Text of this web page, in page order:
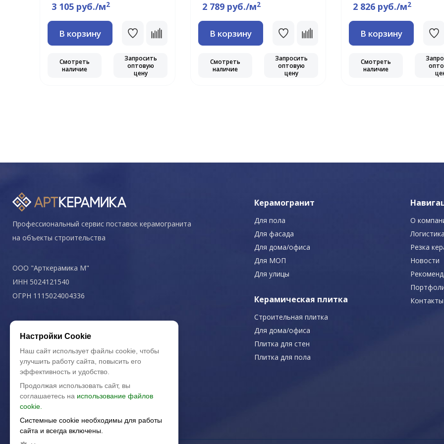
3 105 руб./м2
В корзину
Смотреть
наличие
Запросить
оптовую
цену
2 789 руб./м2
В корзину
Смотреть
наличие
Запросить
оптовую
цену
2 826 руб./м2
В корзину
Смотреть
наличие
Профессиональный сервис поставок керамогранита
на объекты строительства
ООО "Арткерамика М"
ИНН 5024121540
ОГРН 1115024004336
Политика конфиденциальности
Керамогранит
Для пола
Для фасада
Для дома/офиса
Для МОП
Для улицы
Керамическая плитка
Строительная плитка
Для дома/офиса
Плитка для стен
Плитка для пола
О
Логистика
Резка
Новости
Контакты
Настройки Cookie
Наш сайт использует файлы cookie, чтобы
улучшить работу сайта, повысить его
эффективность и удобство.
Продолжая использовать сайт, вы
соглашаетесь на использование файлов
cookie.
Системные cookie необходимы для работы
сайта и всегда включены.